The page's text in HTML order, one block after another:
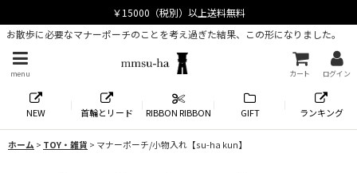
お散歩に必要なマナーポーチのことを考え過ぎた結果、この形になりました。
menu カート ログイン
NEW 首輪とリード RIBBON RIBBON GIFT ランキング
ホーム> TOY・雑貨 > マナーポーチ/小物入れ【su-ha kun】